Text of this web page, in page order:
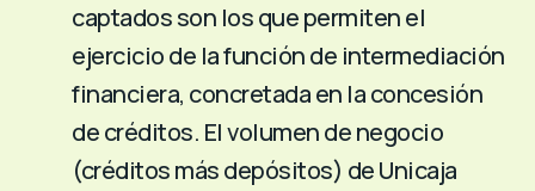
captados son los que permiten el
ejercicio de la función de intermediación
financiera, concretada en la concesión
de créditos. El volumen de negocio
(créditos más depósitos) de Unicaja